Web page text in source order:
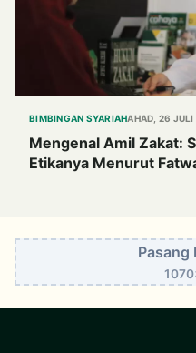
BIMBINGAN SYARIAHAHAD, 26
Mengenal Amil Zakat:
Etikanya Menurut
Pasang